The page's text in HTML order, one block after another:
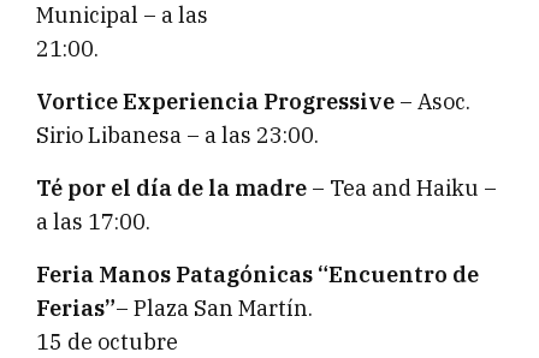
Municipal – a las
21:00.
Vortice Experiencia Progressive – Asoc.
Sirio Libanesa – a las 23:00.
Té por el día de la madre – Tea and Haiku –
a las 17:00.
Feria Manos Patagónicas “Encuentro de
Ferias”– Plaza San Martín.
15 de octubre